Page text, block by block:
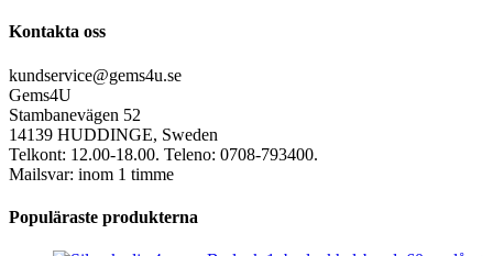
Kontakta oss
kundservice@gems4u.se
Gems4U
Stambanevägen 52
14139 HUDDINGE, Sweden
Telkont: 12.00-18.00. Teleno: 0708-793400.
Mailsvar: inom 1 timme
Populäraste produkterna